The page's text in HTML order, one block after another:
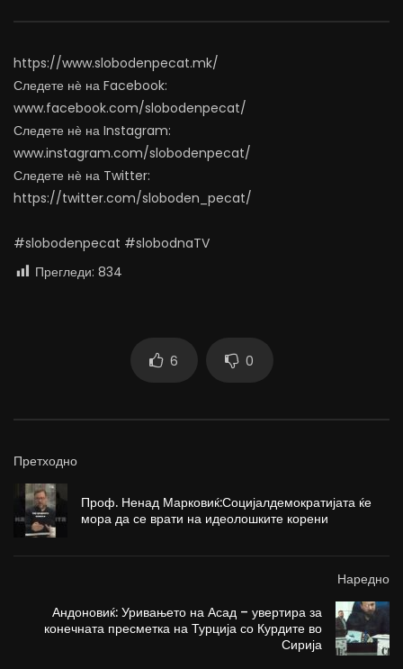
https://www.slobodenpecat.mk/
Следете нѐ на Facebook:
www.facebook.com/slobodenpecat/
Следете нѐ на Instagram:
www.instagram.com/slobodenpecat/
Следете нѐ на Twitter:
https://twitter.com/sloboden_pecat/
#slobodenpecat #slobodnaTV
Прегледи: 834
6 0
Претходно
Проф. Ненад Марковиќ:Социјалдемократијата ќе
мора да се врати на идеолошките корени
Наредно
Андоновиќ: Уривањето на Асад – увертира за
конечната пресметка на Турција со Курдите во
Сирија